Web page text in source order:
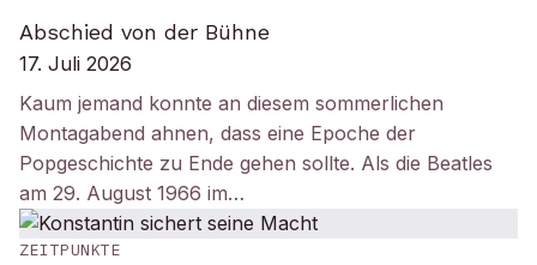
Abschied von der Bühne
17. Juli 2026
Kaum jemand konnte an diesem sommerlichen
Montagabend ahnen, dass eine Epoche der
Popgeschichte zu Ende gehen sollte. Als die Beatles
am 29. August 1966 im…
ZEITPUNKTE